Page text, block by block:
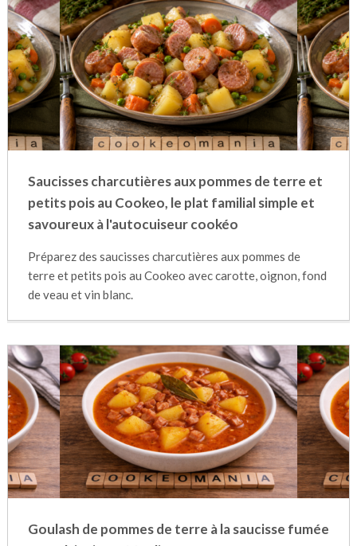
Saucisses charcutières aux pommes de terre et
petits pois au Cookeo, le plat familial simple et
savoureux à l'autocuiseur cookéo
Préparez des saucisses charcutières aux pommes de
terre et petits pois au Cookeo avec carotte, oignon, fond
de veau et vin blanc.
Goulash de pommes de terre à la saucisse fumée